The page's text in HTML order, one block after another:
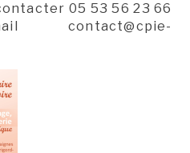
05 53 56 23 66